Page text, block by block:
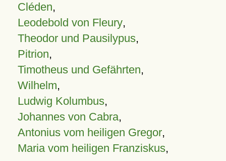
Cléden,
Leodebold von Fleury,
Theodor und Pausilypus,
Pitrion,
Timotheus und Gefährten,
Wilhelm,
Ludwig Kolumbus,
Johannes von Cabra,
Antonius vom heiligen Gregor,
Maria vom heiligen Franziskus,